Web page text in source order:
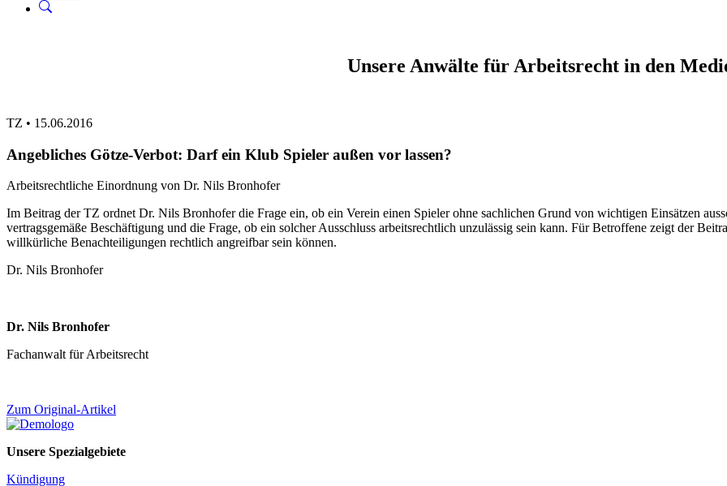
Unsere Anwälte für Arbeitsrecht in den
TZ • 15.06.2016
Angebliches Götze-Verbot: Darf ein Klub Spieler außen vor lassen?
Arbeitsrechtliche Einordnung von Dr. Nils Bronhofer
Im Beitrag der TZ ordnet Dr. Nils Bronhofer die Frage ein, ob ein Verein einen Spieler ohne sachlichen Grund von wichtigen Einsätzen
vertragsgemäße Beschäftigung und die Frage, ob ein solcher Ausschluss arbeitsrechtlich unzulässig sein kann. Für Betroffene zeigt der
willkürliche Benachteiligungen rechtlich angreifbar sein können.
Dr. Nils Bronhofer
Dr. Nils Bronhofer
Fachanwalt für Arbeitsrecht
Zum Original-Artikel
Unsere Spezialgebiete
Kündigung